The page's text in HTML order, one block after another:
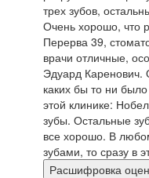
трех зубов,
Очень хорошо, что
Перерва 39,
врачи отличные,
Эдуард Каренович.
каких бы то ни
этой клинике:
зубы. Остальные
все хорошо. В
зубами, то сразу в
Расшифровка